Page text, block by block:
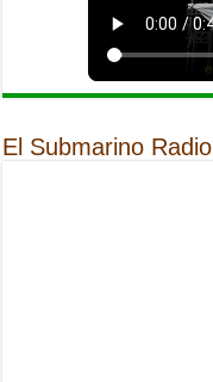
El Submarino Radio